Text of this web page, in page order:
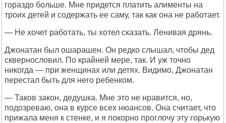
гораздо больше. Мне придется платить алименты на
троих детей и содержать ее саму, так как она не работает.
— Не хочет работать, ты хотел сказать. Ленивая дрянь.
Джонатан был ошарашен. Он редко слышал, чтобы дед
сквернословил. По крайней мере, так. И уж точно
никогда — при женщинах или детях. Видимо, Джонатан
перестал быть для него ребенком.
— Таков закон, дедушка. Мне это не нравится, но,
подозреваю, она в курсе всех нюансов. Она считает, что
прижала меня к стенке, и я покорно проглочу эту горькую